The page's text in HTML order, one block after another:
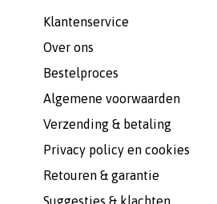
Klantenservice
Over ons
Bestelproces
Algemene voorwaarden
Verzending & betaling
Privacy policy en cookies
Retouren & garantie
Suggesties & klachten